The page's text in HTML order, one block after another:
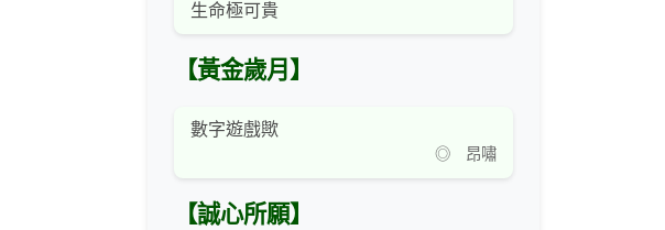
生命極可貴
【黃金歲月】
數字遊戲歟
◎ 昂嘯
【誠心所願】